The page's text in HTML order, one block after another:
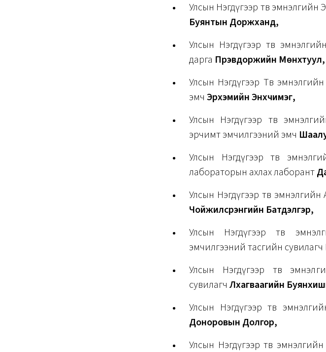
Улсын Нэгдүгээр төв
Буянтын Доржханд,
Улсын Нэгдүгээр төв
дарга Пүрэвдоржийн Мөнхтуул,
Улсын Нэгдүгээр Төв
эмч Эрхэмийн Энхчимэг,
Улсын Нэгдүгээр төв
эрчимт эмчилгээний эмч
Улсын Нэгдүгээр төв
лабораторын ахлах лаборант
Улсын Нэгдүгээр төв
Чойжилсүрэнгийн Батдэлгэр,
Улсын Нэгдүгээр төв
эмчилгээний тасгийн сувилагч
Улсын Нэгдүгээр төв
сувилагч Лхагваагийн
Улсын Нэгдүгээр төв
Доноровын Долгор,
Улсын Нэгдүгээр төв